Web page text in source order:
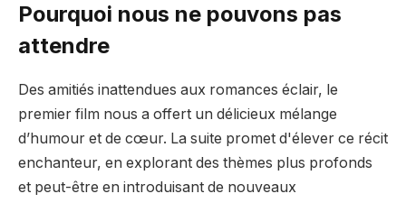
Pourquoi nous ne pouvons pas
attendre
Des amitiés inattendues aux romances éclair, le
premier film nous a offert un délicieux mélange
d’humour et de cœur. La suite promet d'élever ce récit
enchanteur, en explorant des thèmes plus profonds
et peut-être en introduisant de nouveaux